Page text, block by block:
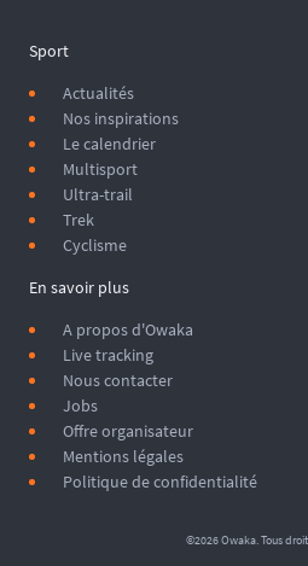
Sport
Actualités
Nos inspirations
Le calendrier
Multisport
Ultra-trail
Trek
Cyclisme
En savoir plus
A propos d'Owaka
Live tracking
Nous contacter
Jobs
Offre organisateur
Mentions légales
Politique de confidentialité
©2026 Owaka. Tous